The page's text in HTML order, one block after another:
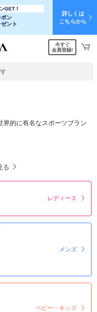
GET！
ポン
ント
詳しくは
こちらから
今すぐ
会員登録!
界的に有名なスポーツブラン
る
レディース
メンズ
ベビー・キッズ